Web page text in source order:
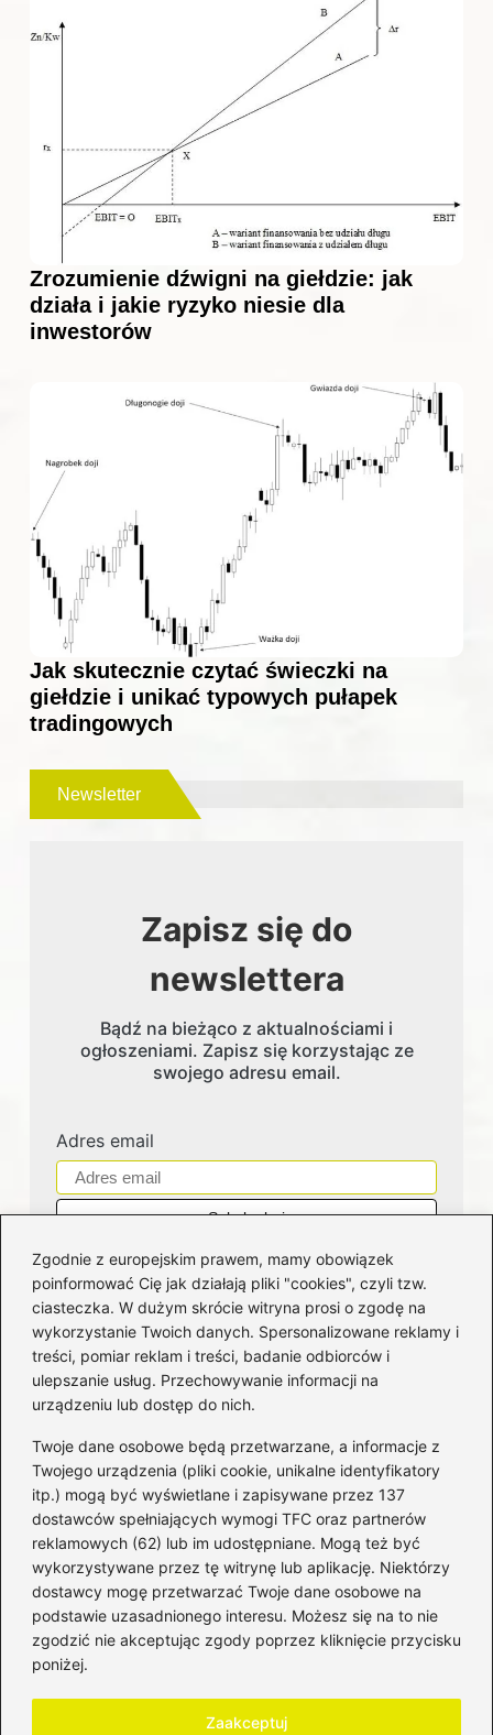
Zgodnie z europejskim prawem, mamy obowiązek
poinformować Cię jak działają pliki "cookies", czyli tzw.
ciasteczka. W dużym skrócie witryna prosi o zgodę na
wykorzystanie Twoich danych. Spersonalizowane reklamy i
treści, pomiar reklam i treści, badanie odbiorców i
ulepszanie usług. Przechowywanie informacji na
urządzeniu lub dostęp do nich.
Twoje dane osobowe będą przetwarzane, a informacje z
Twojego urządzenia (pliki cookie, unikalne identyfikatory
itp.) mogą być wyświetlane i zapisywane przez 137
dostawców spełniających wymogi TFC oraz partnerów
reklamowych (62) lub im udostępniane. Mogą też być
wykorzystywane przez tę witrynę lub aplikację. Niektórzy
dostawcy mogę przetwarzać Twoje dane osobowe na
podstawie uzasadnionego interesu. Możesz się na to nie
zgodzić nie akceptując zgody poprzez kliknięcie przycisku
poniżej.
Zaakceptuj
Zrozumienie dźwigni na giełdzie: jak
działa i jakie ryzyko niesie dla
inwestorów
Jak skutecznie czytać świeczki na
giełdzie i unikać typowych pułapek
tradingowych
Newsletter
Zapisz się do
newslettera
Bądź na bieżąco z aktualnościami i
ogłoszeniami. Zapisz się korzystając ze
swojego adresu email.
Adres email
Kategorie
Bankowość (181)
Fundusze
(36)
Giełda(28)
Inwestycje(49)
Rentowność(32)
Rozliczenia(196)
Świadczenia socjalne(59)
Waluty(21)
Windykacja(49)